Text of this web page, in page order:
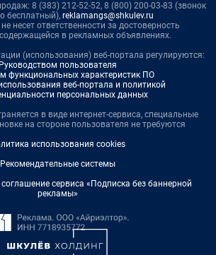
8 (383) 212-52-52, 8 (800) 200-03-83 (звонок
бесплатный), reklamangs@shkulev.ru
несет ответственности за достоверность
в рекламных объявлениях.
(использования) веб-портала регулируются:
Руководством пользователя
функциональных характеристик ПО
веб-портала и политикой
персональных данных
в виде интернет-сервиса, специальные
на стороне пользователя не требуются
использования cookies
Рекомендательные системы
сервиса «Подписка без баннерной
рекламы»